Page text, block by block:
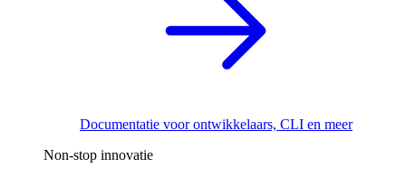
Documentatie voor ontwikkelaars, CLI en meer
Non-stop innovatie